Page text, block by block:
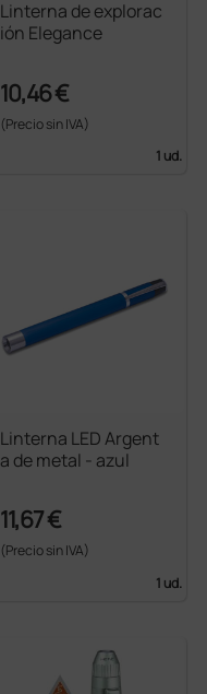
Linterna de explorac
ión Elegance
10,46 €
(Precio sin IVA)
1 ud.
Linterna LED Argent
a de metal - azul
11,67 €
(Precio sin IVA)
1 ud.